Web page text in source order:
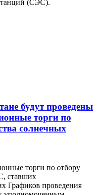
будут проведены
торги по
солнечных